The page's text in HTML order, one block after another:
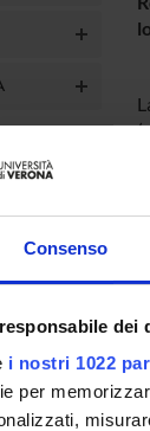
Consenso
dei
i nostri 1022
per